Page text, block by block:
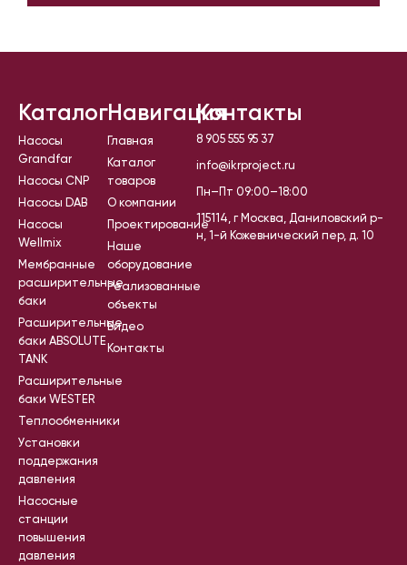
Каталог
Насосы
Grandfar
Насосы CNP
Насосы DAB
Насосы
Wellmix
Мембранные
расширительные
баки
Расширительные
баки ABSOLUTE
TANK
Расширительные
баки WESTER
Теплообменники
Установки
поддержания
давления
Насосные
станции
повышения
давления
Навигация
Главная
Каталог
товаров
О компании
Проектирование
Наше
оборудование
Реализованные
объекты
Видео
Контакты
Контакты
8 905 555 95 37
info@ikrproject.ru
Пн–Пт 09:00–18:00
115114, г Москва, Даниловский р-
н, 1-й Кожевнический пер, д. 10